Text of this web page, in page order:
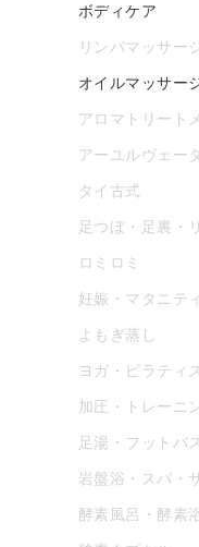
ボディケア
リンパマッサー
オイルマッサー
アロマトリート
アーユルヴェー
タイ古式
足つぼ・足裏・
ロミロミ
妊娠・マタニティ
よもぎ蒸し
ヨガ・ピラティス
加圧・トレーニ
足湯・フットバス
岩盤浴・スパ・
酵素風呂・酵素